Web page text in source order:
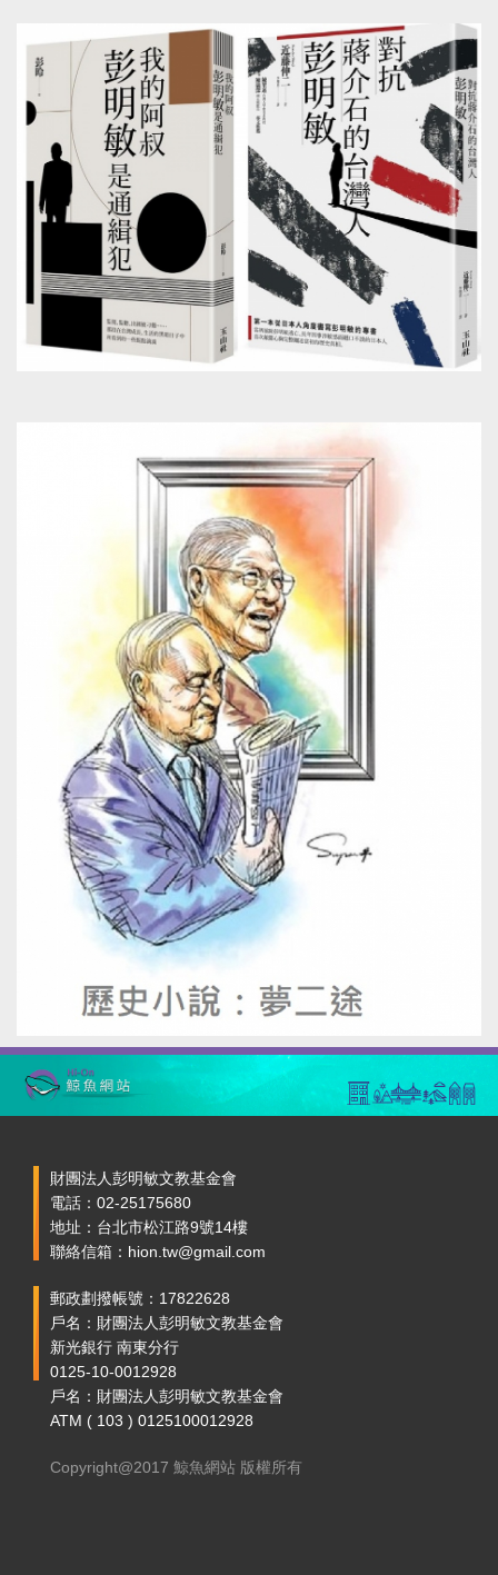
財團法人彭明敏文教基金會
電話：02-25175680
地址：台北市松江路9號14樓
聯絡信箱：hion.tw@gmail.com
郵政劃撥帳號：17822628
戶名：財團法人彭明敏文教基金會
新光銀行 南東分行
0125-10-0012928
戶名：財團法人彭明敏文教基金會
ATM ( 103 ) 0125100012928
Copyright@2017 鯨魚網站 版權所有